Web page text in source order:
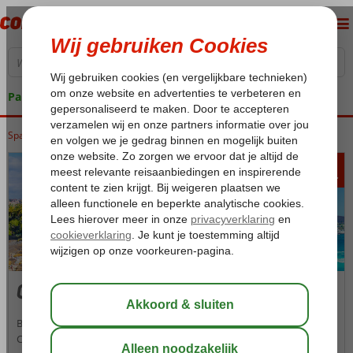
Pakketgarantie
Home
Spanje Canarische Eilanden Tenerife
va 402 p.p.
Costa Adeje
Ben je op zoek naar luxe, dan is het ruim opgezette badplaatsje
Costa Adeje echt iets voor jou. Deze sfeervolle vakantieplek grenst